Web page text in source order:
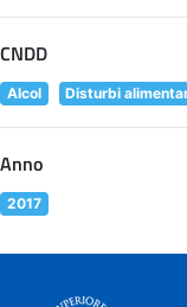
CNDD
Alcol Disturbi
Anno
2017